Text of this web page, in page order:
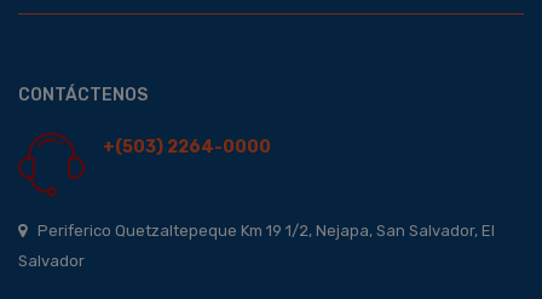
CONTÁCTENOS
+(503) 2264-0000
Periferico Quetzaltepeque Km 19 1/2, Nejapa, San Salvador, El
Salvador